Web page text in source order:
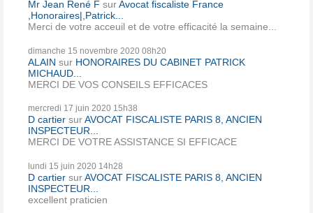
Mr Jean René F surAvocat fiscaliste France
,Honoraires|,Patrick...
Merci de votre acceuil et de votre efficacité la semaine...
dimanche 15 novembre 2020 08h20
ALAIN sur HONORAIRES DU CABINET PATRICK
MICHAUD...
MERCI DE VOS CONSEILS EFFICACES
mercredi 17 juin 2020 15h38
D cartier surAVOCAT FISCALISTE PARIS 8, ANCIEN
INSPECTEUR...
MERCI DE VOTRE ASSISTANCE SI EFFICACE
lundi 15 juin 2020 14h28
D cartier surAVOCAT FISCALISTE PARIS 8, ANCIEN
INSPECTEUR...
excellent praticien